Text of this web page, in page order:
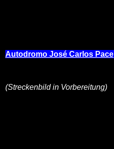
Autodromo José Carlos Pace
(Streckenbild in Vorbereitung)